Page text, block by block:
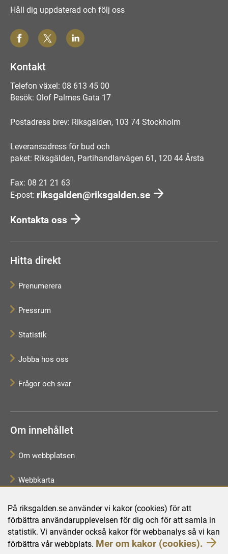
På riksgalden.se använder vi kakor (cookies) för att
förbättra användarupplevelsen för dig och för att samla in
statistik. Vi använder också kakor för webbanalys så vi kan
förbättra vår webbplats. Mer om kakor (cookies).
Håll dig uppdaterad och följ oss
Kontakt
Telefon växel: 08 613 45 00
Besök: Olof Palmes Gata 17
Postadress brev: Riksgälden, 103 74 Stockholm
Leveransadress för bud och
paket: Riksgälden, Partihandlarvägen 61, 120 44 Årsta
Fax: 08 21 21 63
E-post: riksgalden@riksgalden.se
Kontakta oss
Hitta direkt
Prenumerera
Pressrum
Statistik
Jobba hos oss
Frågor och svar
Om innehållet
Om webbplatsen
Webbkarta
Tillgänglighetsredogörelse
Behandling av personuppgifter